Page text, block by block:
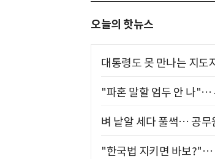
오늘의 핫뉴스
대통령도 못 만나는 지
"파혼 말할 엄두 안 나"…
벼 낱알 세다 풀썩… 공무
"한국법 지키면 바보?"…